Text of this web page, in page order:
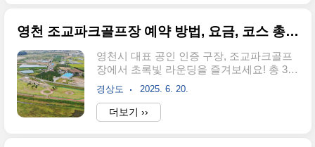
대, 넉넉한 대기공간현대식 인테리어에 장
가족 단위나 친구 모임에도 딱입니다.주차
편리하고 초보자 안내도 친절해 첫 방문하
기 좋습니다. 요금 정보 확인👆 2. GTR 청라
오렌지 스크린파크골프 • 위치: 인천 서구 청
라한내로 90, MK뷰 11층 • 타석 수: 약 5대,
영천 조교파크골프장 예약 방법, 요금, 코스 총정리
영천시 대표 공인 인증 구장, 조교파크골프
장에서 초록빛 라운딩을 즐겨보세요! 총 36
홀, 계절별 상이한 요금 체계로 누구라도 부
담 없이 이용 가능합니다.미리 예약 안 하면
헛걸음하니 아래에서 바로 예약해 보세요!
▼선착순 예약 마감 중▼예약 바로가기👆 1.
경상도 2025. 6. 20.
더보기 ››